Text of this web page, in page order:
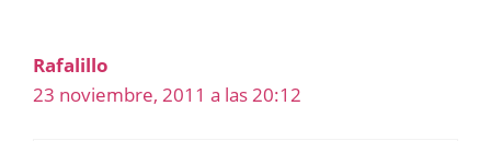
Rafalillo
23 noviembre, 2011 a las 20:12